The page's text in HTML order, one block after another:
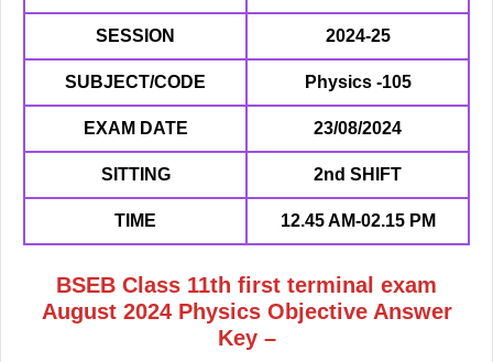
SESSION 2024-25
SUBJECT/CODE Physics -105
EXAM DATE 23/08/2024
SITTING 2nd SHIFT
TIME 12.45 AM-02.15 PM
BSEB Class 11th first terminal exam
August 2024 Physics Objective Answer
Key –